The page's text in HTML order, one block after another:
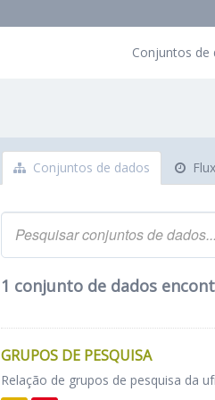
Conjuntos de
Conjuntos de dados
1 conjunto de dados
GRUPOS DE PESQUISA
Relação de grupos de pesquisa da